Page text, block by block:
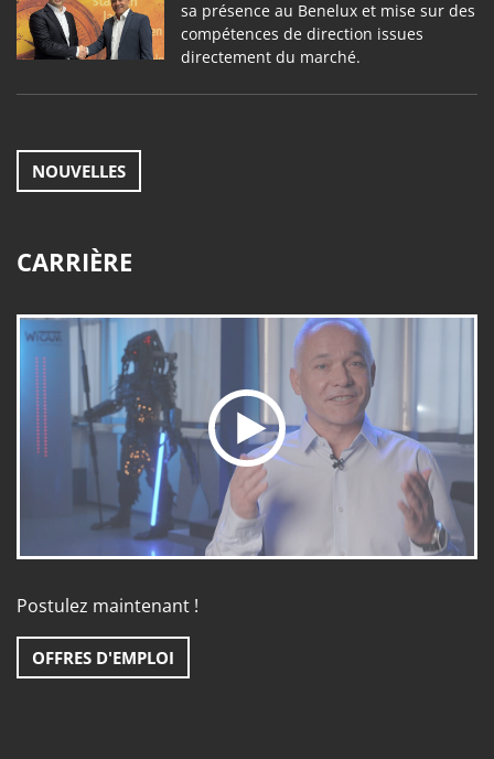
sa présence au Benelux et mise sur des
compétences de direction issues
directement du marché.
NOUVELLES
CARRIÈRE
Postulez maintenant !
OFFRES D'EMPLOI